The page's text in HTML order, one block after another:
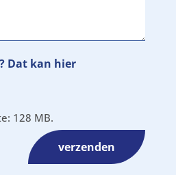
Dat kan hier
128 MB.
verzenden